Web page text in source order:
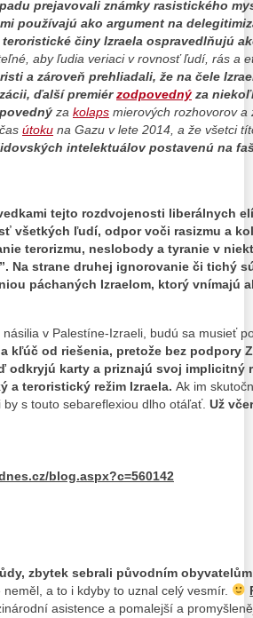
prejavovali známky rasistického
používajú ako argument na
činy Izraela ospravedlňujú
aby ľudia veriaci v rovnosť ľudí, rás a
a zároveň prehliadali, že na čele
ďalší premiérzodpovednýza
za kolaps mierových rozhovorov
útoku na Gazu v lete 2014, a že všetci
intelektuálov postavenú na
tejto rozdvojenosti liberálnych
všetkých ľudí, odpor voči rasizmu a
terorizmu, neslobody a tyranie v
Na strane druhej ignorovanie či tichý
páchaných Izraelom, ktorý vnímajú
v Palestíne-Izraeli, budú sa musieť
kľúč od riešenia, pretože bez podpory
odkryjú karty a priznajú svoj implicitný
a teroristický režim Izraela. Ak im
by s touto sebareflexiou dlho otáľať. Už
blog.aspx?c=560142
zbytek sebrali původním
neměl, a to i kdyby to uznal celý vesmír.
asistence a pomalejší a